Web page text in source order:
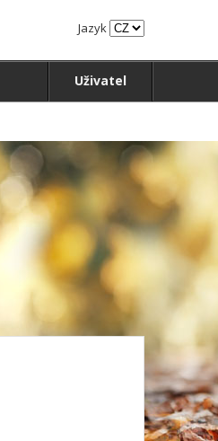
Jazyk
Uživatel